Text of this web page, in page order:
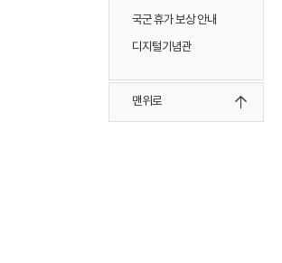
국군 휴가 보상 안내
디지털기념관
맨위로